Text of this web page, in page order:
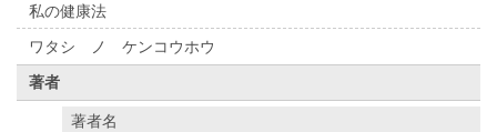
私の健康法
ワタシ ノ ケンコウホウ
著者
著者名